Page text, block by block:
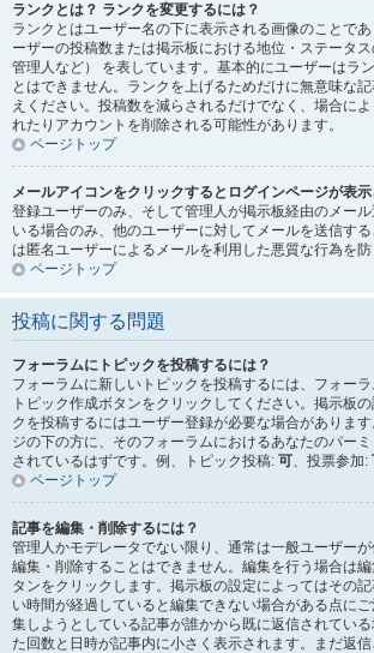
ランクとは？ ランクを変更するには？
ランクとはユーザー名の下に表示される画像のことで
ーザーの投稿数または掲示板における地位・ステータス
管理人など） を表しています。基本的にユーザーはラ
とはできません。ランクを上げるためだけに無意味な
えください。投稿数を減らされるだけでなく、場合に
れたりアカウントを削除される可能性があります。
ページトップ
メールアイコンをクリックするとログインページが表
登録ユーザーのみ、そして管理人が掲示板経由のメー
いる場合のみ、他のユーザーに対してメールを送信す
は匿名ユーザーによるメールを利用した悪質な行為を防
ページトップ
投稿に関する問題
フォーラムにトピックを投稿するには？
フォーラムに新しいトピックを投稿するには、フォー
トピック作成ボタンをクリックしてください。掲示板
クを投稿するにはユーザー登録が必要な場合がありま
ジの下の方に、そのフォーラムにおけるあなたのパー
されているはずです。例、トピック投稿: 可、投票参加:
ページトップ
記事を編集・削除するには？
管理人かモデレータでない限り、通常は一般ユーザー
編集・削除することはできません。編集を行う場合は
タンをクリックします。掲示板の設定によってはその
い時間が経過していると編集できない場合がある点に
集しようとしている記事が誰かから既に返信されてい
た回数と日時が記事内に小さく表示されます。まだ返